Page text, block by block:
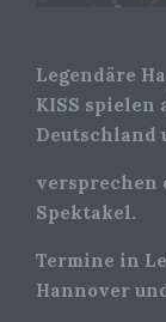
Legendäre
KISS spielen
Deutschland
versprechen
Spektakel.
Termine in
Hannover